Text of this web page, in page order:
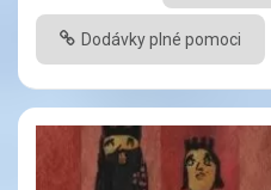
Dodávky plné pomoci